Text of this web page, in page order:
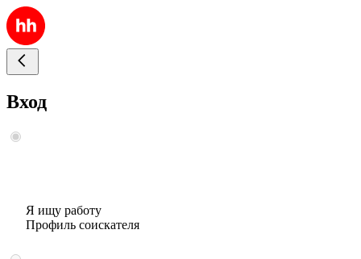
Вход
Я ищу работу
Профиль соискателя